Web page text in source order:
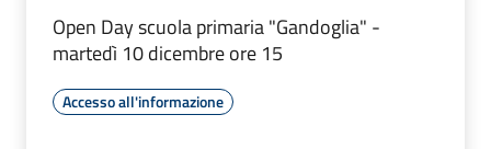
Open Day scuola primaria "Gandoglia" -
martedì 10 dicembre ore 15
Accesso all'informazione